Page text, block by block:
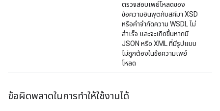
ตรวจสอบเพย์โหลดของ
ข้อความอินพุตกับสคีมา XSD
หรือคำจำกัดความ WSDL ไม่
สำเร็จ และจะเกิดขึ้นหากมี
JSON หรือ XML ที่มีรูปแบบ
ไม่ถูกต้องในข้อความเพย์
โหลด
ข้อผิดพลาดในการทำให้ใช้งานได้